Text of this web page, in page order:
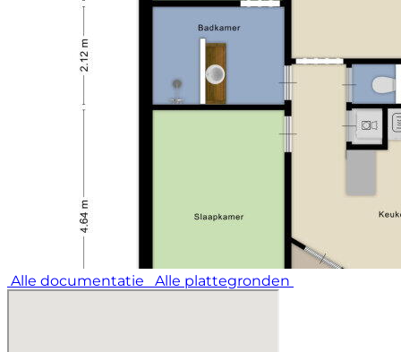
Alle documentatie Alle plattegronden